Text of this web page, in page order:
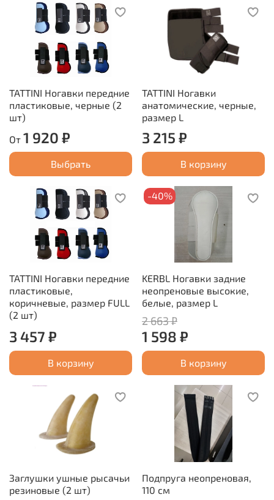
TATTINI Ногавки передние
пластиковые, черные (2
шт)
От 1 920 ₽
Выбрать
TATTINI Ногавки
анатомические, черные,
размер L
3 215 ₽
В корзину
TATTINI Ногавки передние
пластиковые,
коричневые, размер FULL
(2 шт)
3 457 ₽
В корзину
-40%
KERBL Ногавки задние
неопреновые высокие,
белые, размер L
2 663 ₽
1 598 ₽
В корзину
Заглушки ушные рысачьи
резиновые (2 шт)
Подпруга неопреновая,
110 см